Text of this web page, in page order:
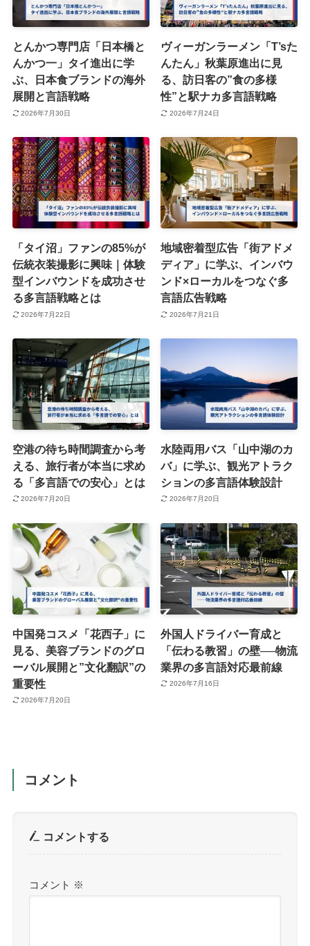
とんかつ専門店「日本橋と
んかつ一」タイ進出に学
ぶ、日本食ブランドの海外
展開と言語戦略
2026年7月30日
ヴィーガンラーメン「T’sた
んたん」秋葉原進出に見
る、訪日客の”食の多様
性”と駅ナカ多言語戦略
2026年7月24日
「タイ沼」ファンの85%が
伝統衣装撮影に興味｜体験
型インバウンドを成功させ
る多言語戦略とは
2026年7月22日
地域密着型広告「街アドメ
ディア」に学ぶ、インバウ
ンド×ローカルをつなぐ多
言語広告戦略
2026年7月21日
空港の待ち時間調査から考
える、旅行者が本当に求め
る「多言語での安心」とは
2026年7月20日
水陸両用バス「山中湖のカ
バ」に学ぶ、観光アトラク
ションの多言語体験設計
2026年7月20日
中国発コスメ「花西子」に
見る、美容ブランドのグロ
ーバル展開と”文化翻訳”の
重要性
2026年7月20日
外国人ドライバー育成と
「伝わる教習」の壁──物流
業界の多言語対応最前線
2026年7月16日
コメント
コメントする
コメント ※